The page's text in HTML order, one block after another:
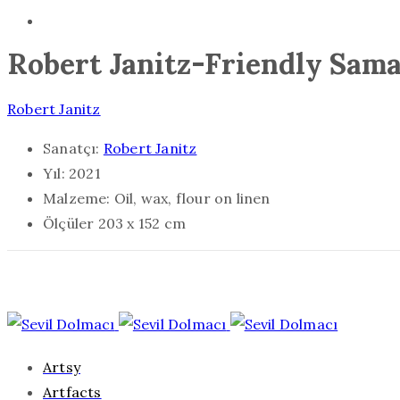
Robert Janitz-Friendly
Robert Janitz
Sanatçı: Robert Janitz
Yıl: 2021
Malzeme: Oil, wax, flour on linen
Ölçüler 203 x 152 cm
Artsy
Artfacts